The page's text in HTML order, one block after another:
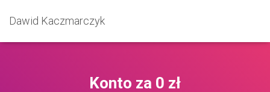
Dawid Kaczmarczyk
Konto za 0 zł